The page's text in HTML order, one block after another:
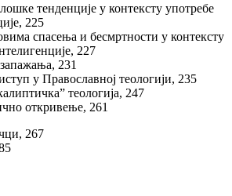
тенденције у контексту употребе
225
спасења и бесмртности у контексту
227
231
у Православној теологији, 235
теологија, 247
откривење, 261
267